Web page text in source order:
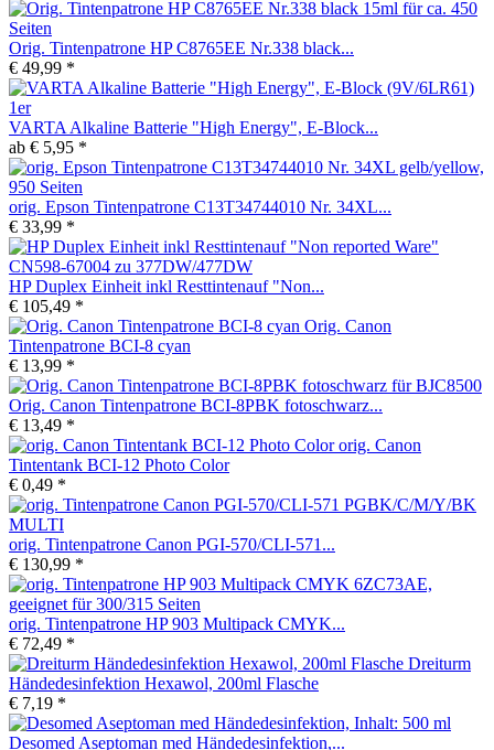
Orig. Tintenpatrone HP C8765EE Nr.338 black...
€ 49,99 *
VARTA Alkaline Batterie "High Energy", E-Block...
ab € 5,95 *
orig. Epson Tintenpatrone C13T34744010 Nr. 34XL...
€ 33,99 *
HP Duplex Einheit inkl Resttintenauf "Non...
€ 105,49 *
Orig. Canon
Tintenpatrone BCI-8 cyan
€ 13,99 *
Orig. Canon Tintenpatrone BCI-8PBK fotoschwarz...
€ 13,49 *
orig. Canon
Tintentank BCI-12 Photo Color
€ 0,49 *
orig. Tintenpatrone Canon PGI-570/CLI-571...
€ 130,99 *
orig. Tintenpatrone HP 903 Multipack CMYK...
€ 72,49 *
Dreiturm
Händedesinfektion Hexawol, 200ml Flasche
€ 7,19 *
Desomed Aseptoman med Händedesinfektion,...